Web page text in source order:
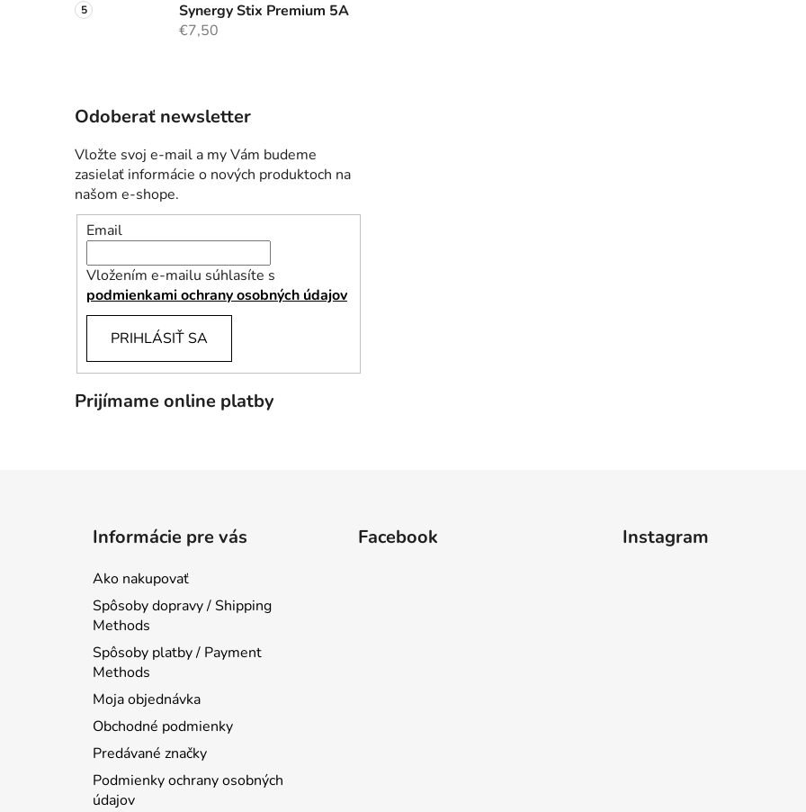
Synergy Stix Premium 5A
€7,50
Odoberať newsletter
Vložte svoj e-mail a my Vám budeme
zasielať informácie o nových produktoch na
našom e-shope.
Email
Vložením e-mailu súhlasíte s
podmienkami ochrany osobných údajov
PRIHLÁSIŤ SA
Prijímame online platby
Informácie pre vás
Ako nakupovať
Spôsoby dopravy / Shipping
Methods
Spôsoby platby / Payment
Methods
Moja objednávka
Obchodné podmienky
Predávané značky
Podmienky ochrany osobných
údajov
Facebook Instagram